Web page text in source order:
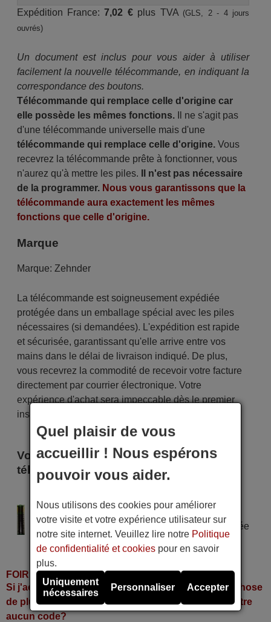
Expédition France:7,02 €plus TVA (GLS, 2 - 4 jours
ouvrés)
Un document est inclus pour vous aider à utiliser
facilement la nouvelle télécommande, en indiquant la
correspondance des boutons.
Télécommande qui remplace celle d'origine car
elle possède les mêmes fonctions.Il ne s'agit pas
d'une télécommande universelle mais d'une
télécommande qui remplace celle d'origine.Vous
recevrez la télécommande prête à fonctionner, vous
n'aurez qu'à mettre les piles.
Il n'est pas nécessaire
de la programmer. Nous vous garantissons que la
télécommande aura exactement les mêmes
fonctions que celle d'origine.
Marque
Marque: Zehnder
La télécommande est soigneusement expédiée
protégée dans un emballage spécial avec les piles
nécessaires (si demandées). L'expédition est rapide
et sécurisée, garantissant qu'elle arrive entre vos
mains dans le délai de livraison indiqué. De plus,
vous recevrez la commodité de recevoir votre facture
directement par courrier électronique. Votre
expérience d'achat sera impeccable dès le premier
instant !
Voici certains modèles qui utilisent cette
télécommande
Alimentation : 2 piles type AAA
Pile alcaline type AAA LR06 tension 1,5 V utilisée
dans la grande majorité de télécommandes.
FOIRE AUX QUESTIONS
Si j'achète la télécommande, dois-je faire quelque chose
de plus ou fonctionne-t-elle directement sans y mettre
aucun code?
Quel plaisir de vous
accueillir ! Nous espérons
pouvoir vous aider.
Nous utilisons des cookies pour améliorer
votre visite et votre expérience utilisateur sur
notre site internet. Veuillez lire notre Politique
de confidentialité et cookies pour en savoir
plus.
Uniquement
nécessaires
Personnaliser Accepter